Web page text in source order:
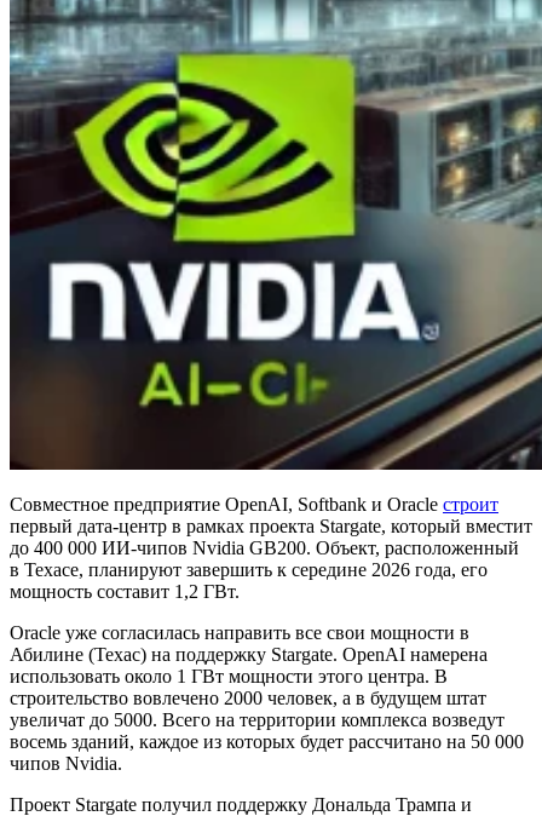
Совместное предприятие OpenAI, Softbank и Oracle строит
первый дата-центр в рамках проекта Stargate, который вместит
до 400 000 ИИ-чипов Nvidia GB200. Объект, расположенный
в Техасе, планируют завершить к середине 2026 года, его
мощность составит 1,2 ГВт.
Oracle уже согласилась направить все свои мощности в
Абилине (Техас) на поддержку Stargate. OpenAI намерена
использовать около 1 ГВт мощности этого центра. В
строительство вовлечено 2000 человек, а в будущем штат
увеличат до 5000. Всего на территории комплекса возведут
восемь зданий, каждое из которых будет рассчитано на 50 000
чипов Nvidia.
Проект Stargate получил поддержку Дональда Трампа и